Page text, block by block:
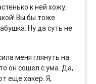
к ней хожу.
Вы бы тоже
Ну да суть не
меня глянуть на
он сошел с ума. Да,
еще хакер. Я,